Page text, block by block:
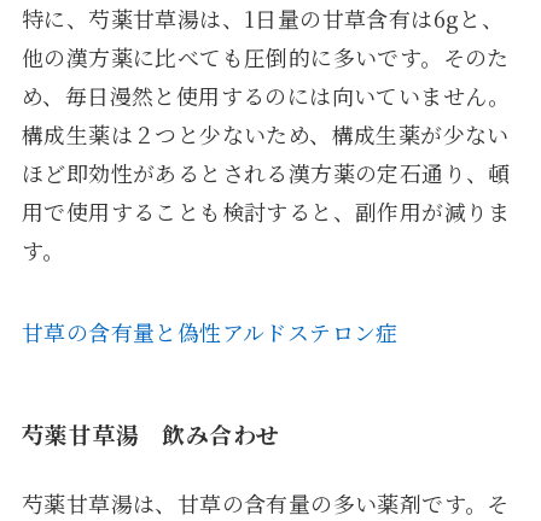
特に、芍薬甘草湯は、1日量の甘草含有は6gと、
他の漢方薬に比べても圧倒的に多いです。そのた
め、毎日漫然と使用するのには向いていません。
構成生薬は２つと少ないため、構成生薬が少ない
ほど即効性があるとされる漢方薬の定石通り、頓
用で使用することも検討すると、副作用が減りま
す。
甘草の含有量と偽性アルドステロン症
芍薬甘草湯 飲み合わせ
芍薬甘草湯は、甘草の含有量の多い薬剤です。そ